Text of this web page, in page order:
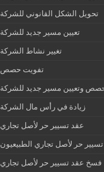
تحويل الشكل القانوني للشركة
تعيين مسير جديد للشركة
تغيير نشاط الشركة
تفويت حصص
وتعيين مسير جديد للشركة
زيادة في رأس مال الشركة
عقد تسيير حر لأصل تجاري
حر لأصل تجاري الطبيعيون
فسخ عقد تسيير حر لأصل تجاري